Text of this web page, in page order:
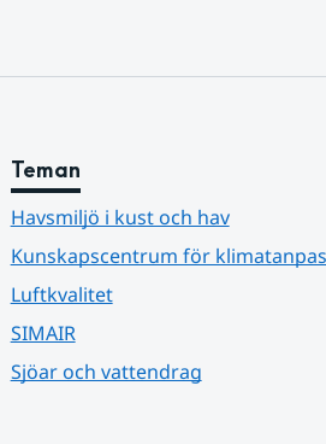
Teman
Havsmiljö i kust och hav
Kunskapscentrum för
Luftkvalitet
SIMAIR
Sjöar och vattendrag